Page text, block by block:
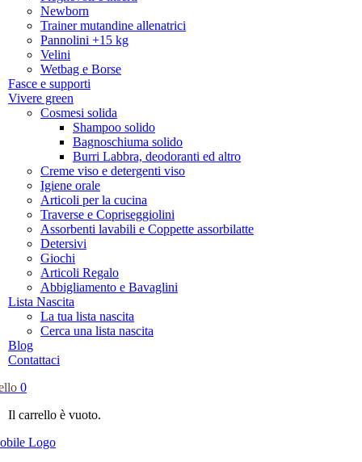
Newborn
Trainer mutandine allenatrici
Pannolini +15 kg
Velini
Wetbag e Borse
Fasce e supporti
Vivere green
Cosmesi solida
Shampoo solido
Bagnoschiuma solido
Burri Labbra, deodoranti ed altro
Creme viso e detergenti viso
Igiene orale
Articoli per la cucina
Traverse e Copriseggiolini
Assorbenti lavabili e Coppette assorbilatte
Detersivi
Giochi
Articoli Regalo
Abbigliamento e Bavaglini
Lista Nascita
La tua lista nascita
Cerca una lista nascita
Blog
Contattaci
0
Il carrello è vuoto.